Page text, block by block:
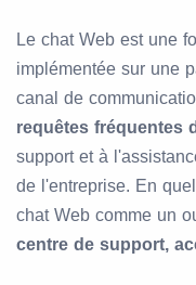
Le chat Web est une
implémentée sur une
canal de
requêtes fréquentes
support et à
de l'entreprise. En
chat Web comme un
centre de support,